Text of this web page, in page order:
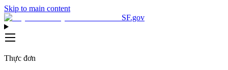
Skip to main content
SF.gov
Thực đơn